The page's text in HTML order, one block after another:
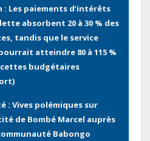
: Les paiements d’intérêts
absorbent 20 à 30 % des
tandis que le service
atteindre 80 à 115 %
budgétaires
: Vives polémiques sur
de Bombé Marcel auprès
Babongo